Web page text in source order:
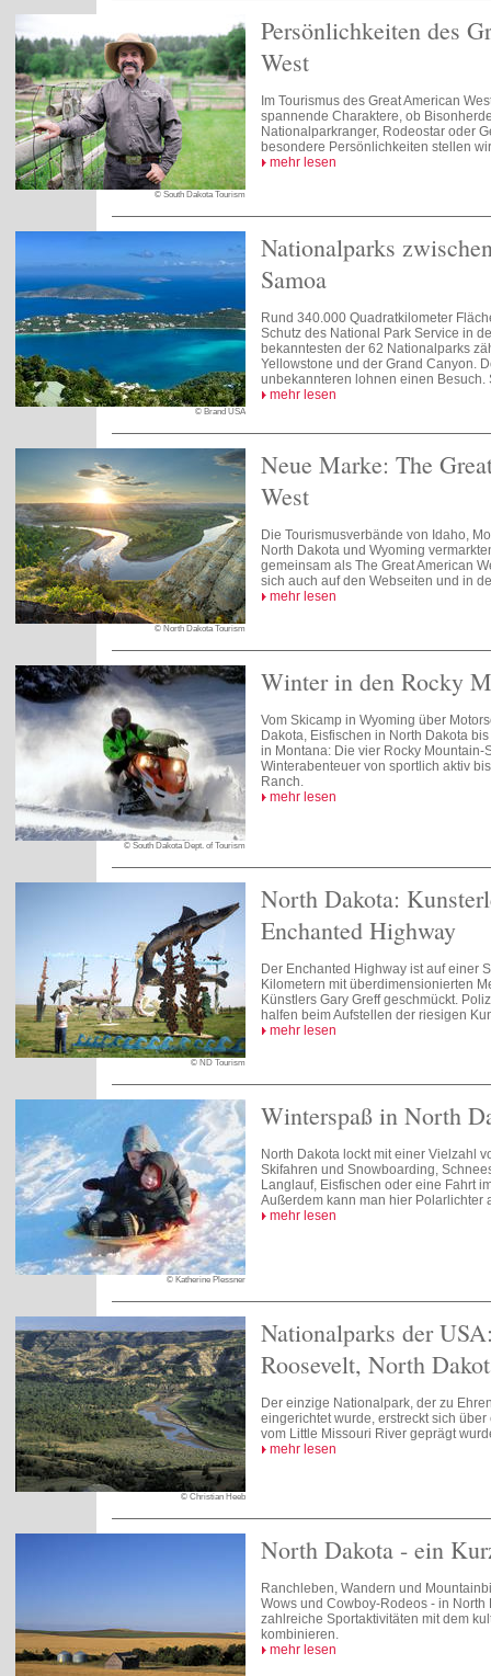
© South Dakota Tourism
Persönlichkeiten des
West
Im Tourismus des Great American
spannende Charaktere, ob
Nationalparkranger, Rodeostar oder
besondere Persönlichkeiten stellen
mehr lesen
© Brand USA
Nationalparks
Samoa
Rund 340.000 Quadratkilometer
Schutz des National Park Service in
bekanntesten der 62 Nationalparks
Yellowstone und der Grand Canyon.
unbekannteren lohnen einen Besuch.
mehr lesen
© North Dakota Tourism
Neue Marke: The
West
Die Tourismusverbände von Idaho,
North Dakota und Wyoming
gemeinsam als The Great American
sich auch auf den Webseiten und in
mehr lesen
© South Dakota Dept. of Tourism
Winter in den Rocky
Vom Skicamp in Wyoming über
Dakota, Eisfischen in North Dakota
in Montana: Die vier Rocky Mountain-
Winterabenteuer von sportlich aktiv
Ranch.
mehr lesen
© ND Tourism
North Dakota:
Enchanted Highway
Der Enchanted Highway ist auf einer
Kilometern mit überdimensionierten
Künstlers Gary Greff geschmückt.
halfen beim Aufstellen der riesigen
mehr lesen
© Katherine Plessner
Winterspaß in North
North Dakota lockt mit einer Vielzahl
Skifahren und Snowboarding,
Langlauf, Eisfischen oder eine Fahrt
Außerdem kann man hier Polarlichter
mehr lesen
© Christian Heeb
Nationalparks der
Roosevelt, North
Der einzige Nationalpark, der zu
eingerichtet wurde, erstreckt sich
vom Little Missouri River geprägt
mehr lesen
North Dakota - ein
Ranchleben, Wandern und
Wows und Cowboy-Rodeos - in North
zahlreiche Sportaktivitäten mit dem
kombinieren.
mehr lesen